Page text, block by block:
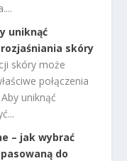
uniknąć
skóry
skóry może
połączenia
uniknąć
– jak wybrać
do